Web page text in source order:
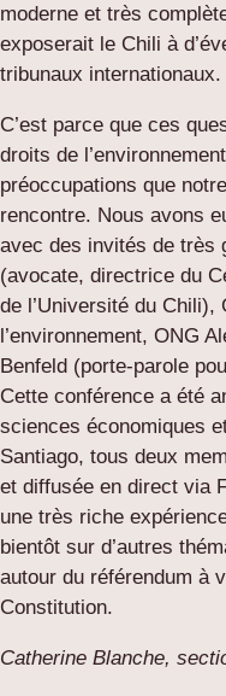
moderne et très
exposerait le Chili à
tribunaux internationaux.
C’est parce que ces
droits de
préoccupations que
rencontre. Nous avons
avec des invités de très
(avocate, directrice du
de l’Université du Chili),
l’environnement, ONG
Benfeld (porte-parole
Cette conférence a été
sciences économiques
Santiago, tous deux
et diffusée en direct via
une très riche
bientôt sur d’autres
autour du référendum à
Constitution.
Catherine Blanche,